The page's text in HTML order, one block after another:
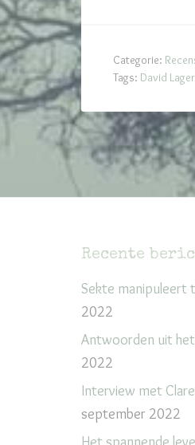
Categorie:
Tags: David
Recente
Sekte manipuleert
2022
Antwoorden uit
2022
Interview met
september 2022